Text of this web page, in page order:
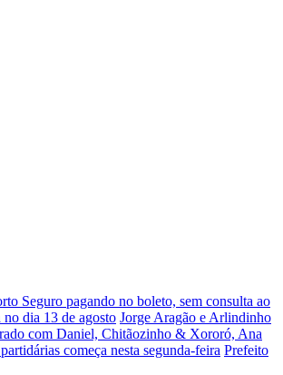
Seguro pagando no boleto, sem consulta ao
dia 13 de agosto Jorge Aragão e Arlindinho
com Daniel, Chitãozinho & Xororó, Ana
começa nesta segunda-feira Prefeito